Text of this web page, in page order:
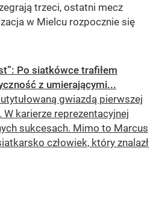
trzeci, ostatni mecz
w Mielcu rozpocznie się
Po siatkówce trafiłem
z umierającymi...
gwiazdą pierwszej
karierze reprezentacyjnej
sukcesach. Mimo to Marcus
człowiek, który znalazł